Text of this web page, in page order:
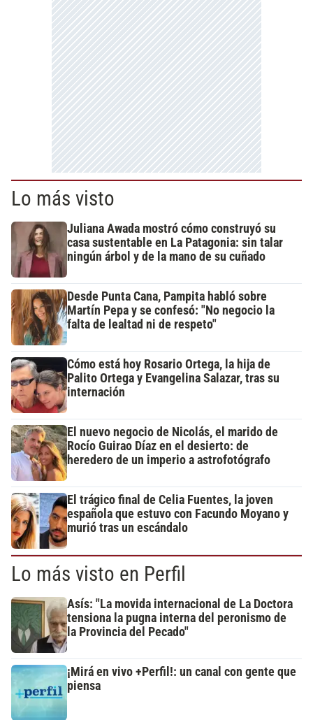
Lo más visto
Juliana Awada mostró cómo construyó su
casa sustentable en La Patagonia: sin talar
ningún árbol y de la mano de su cuñado
Desde Punta Cana, Pampita habló sobre
Martín Pepa y se confesó: "No negocio la
falta de lealtad ni de respeto"
Cómo está hoy Rosario Ortega, la hija de
Palito Ortega y Evangelina Salazar, tras su
internación
El nuevo negocio de Nicolás, el marido de
Rocío Guirao Díaz en el desierto: de
heredero de un imperio a astrofotógrafo
El trágico final de Celia Fuentes, la joven
española que estuvo con Facundo Moyano y
murió tras un escándalo
Lo más visto en Perfil
Asís: "La movida internacional de La Doctora
tensiona la pugna interna del peronismo de
la Provincia del Pecado"
¡Mirá en vivo +Perfil!: un canal con gente que
piensa